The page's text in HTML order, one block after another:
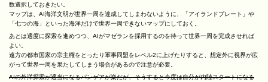
数選択しておきたい。
マップは、AI海洋文明が世界一周を達成してしまわないように、「アイランドプレート」や
「七つの海」といった海洋だけで世界一周できないマップにしておく。
あとは適度に探索を進めつつ、AIがマゼランを採用するのを待って世界一周を完成させれば
よい。
遠方の都市国家の宗主権をとったり軍事同盟をレベル2に上げたりすると、想定外に視界が広
がって世界一周を果たしてしまう場合があるので注意が必要。
AIの外洋探索が適当になるパンゲアが楽だが、そうすると今度は自分が内陸スタートになる